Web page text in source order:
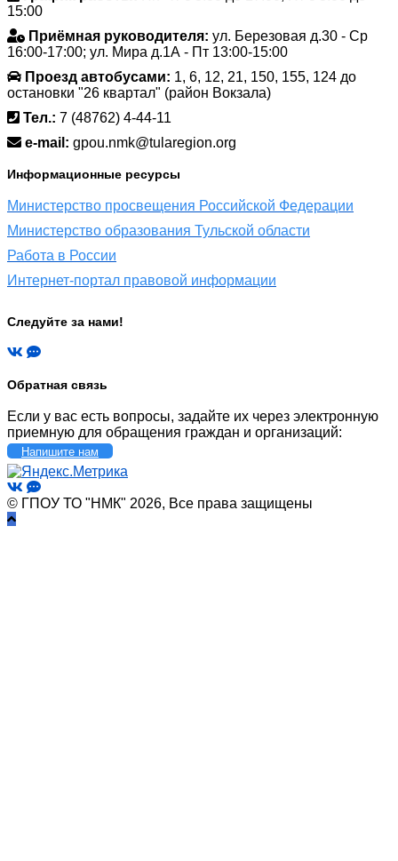
15:00
Приёмная руководителя: ул. Березовая д.30 - Ср
16:00-17:00; ул. Мира д.1А - Пт 13:00-15:00
Проезд автобусами: 1, 6, 12, 21, 150, 155, 124 до
остановки "26 квартал" (район Вокзала)
Тел.: 7 (48762) 4-44-11
e-mail: gpou.nmk@tularegion.org
Информационные ресурсы
Министерство просвещения Российской Федерации
Министерство образования Тульской области
Работа в России
Интернет-портал правовой информации
Следуйте за нами!
Обратная связь
Если у вас есть вопросы, задайте их через электронную
приемную для обращения граждан и организаций:
Напишите нам
© ГПОУ ТО "НМК" 2026, Все права защищены